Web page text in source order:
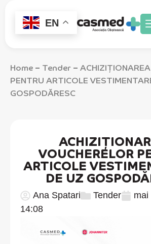
EN
Home – Tender –
PENTRU ARTICOLE
GOSPODĂRESC
VOUCHERELOR
ARTICOLE
DE UZ
Ana Spatari Tender
mai
14:08